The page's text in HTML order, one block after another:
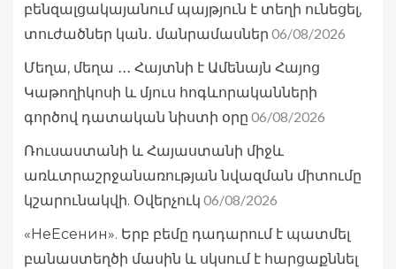
բենզալցակայանում պայթյուն է տեղի ունեցել,
տուժածներ կան․ մանրամասներ 06/08/2026
Մեղա, մեղա ․․․ Հայտնի է Ամենայն Հայոց
Կաթողիկոսի և մյուս հոգևորականների
գործով դատական նիստի օրը 06/08/2026
Ռուսաստանի և Հայաստանի միջև
առևտրաշրջանառության նվազման միտումը
կշարունակվի. Օվերչուկ 06/08/2026
«НеЕсенин». Երբ բեմը դադարում է պատմել
բանաստեղծի մասին և սկսում է հարցաքննել